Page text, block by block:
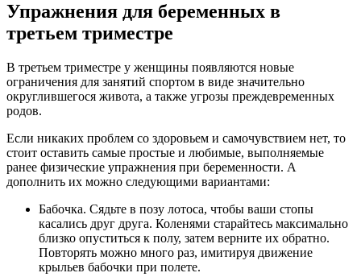
Упражнения для беременных в
третьем триместре
В третьем триместре у женщины появляются новые
ограничения для занятий спортом в виде значительно
округлившегося живота, а также угрозы преждевременных
родов.
Если никаких проблем со здоровьем и самочувствием нет, то
стоит оставить самые простые и любимые, выполняемые
ранее физические упражнения при беременности. А
дополнить их можно следующими вариантами:
Бабочка. Сядьте в позу лотоса, чтобы ваши стопы
касались друг друга. Коленями старайтесь максимально
близко опуститься к полу, затем верните их обратно.
Повторять можно много раз, имитируя движение
крыльев бабочки при полете.